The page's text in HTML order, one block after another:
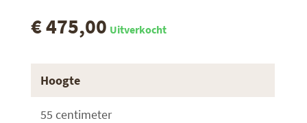
€ 475,00 Uitverkocht
Hoogte
55 centimeter